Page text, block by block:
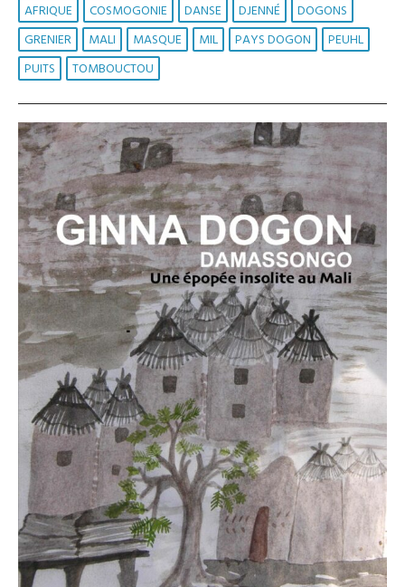
AFRIQUE COSMOGONIE DANSE DJENNÉ
DOGONS
GRENIER
MALI MASQUE MIL PAYS DOGON
PEUHL
PUITS
TOMBOUCTOU